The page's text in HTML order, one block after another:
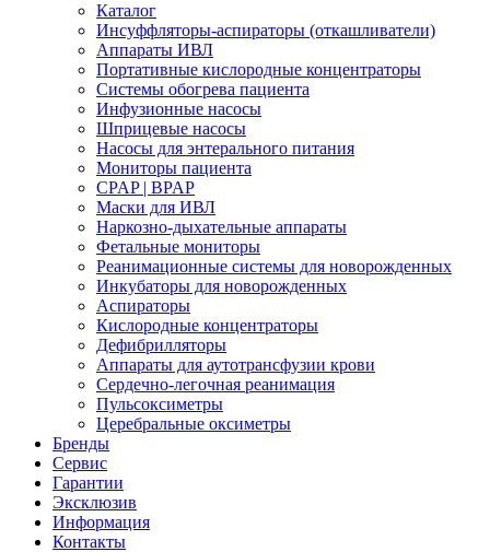
Каталог
Инсуффляторы-аспираторы (откашливатели)
Аппараты ИВЛ
Портативные кислородные концентраторы
Системы обогрева пациента
Инфузионные насосы
Шприцевые насосы
Насосы для энтерального питания
Мониторы пациента
CPAP | BPAP
Маски для ИВЛ
Наркозно-дыхательные аппараты
Фетальные мониторы
Реанимационные системы для новорожденных
Инкубаторы для новорожденных
Аспираторы
Кислородные концентраторы
Дефибрилляторы
Аппараты для аутотрансфузии крови
Сердечно-легочная реанимация
Пульсоксиметры
Церебральные оксиметры
Бренды
Сервис
Гарантии
Эксклюзив
Информация
Контакты